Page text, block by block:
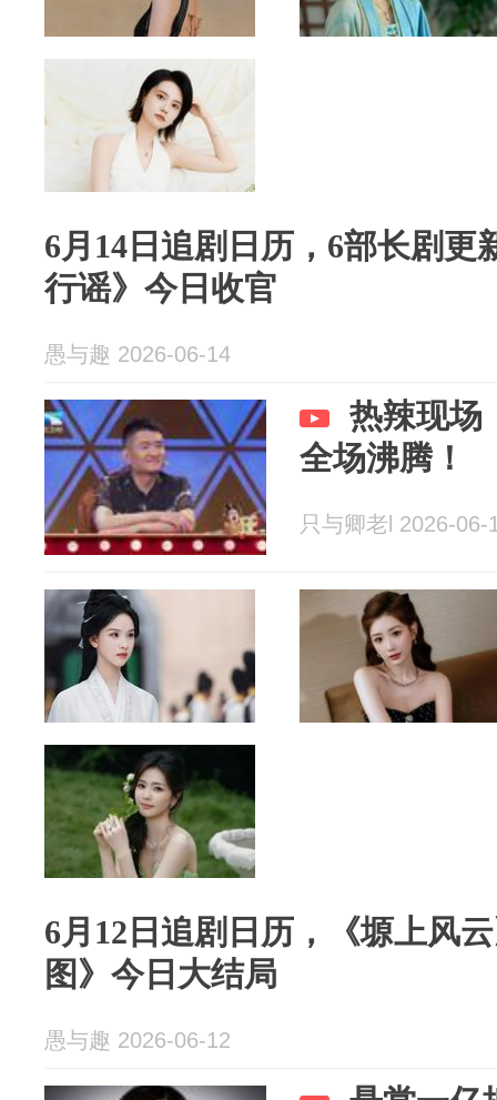
6月14日追剧日历，6部长剧更
行谣》今日收官
愚与趣 2026-06-14
热辣现场
全场沸腾！
只与卿老l 2026-06-
6月12日追剧日历，《塬上风
图》今日大结局
愚与趣 2026-06-12